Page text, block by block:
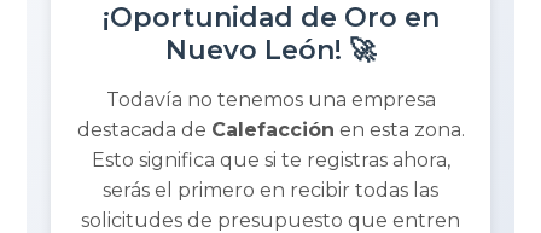
¡Oportunidad de Oro en
Nuevo León! 🚀
Todavía no tenemos una empresa
destacada de Calefacción en esta zona.
Esto significa que si te registras ahora,
serás el primero en recibir todas las
solicitudes de presupuesto que entren